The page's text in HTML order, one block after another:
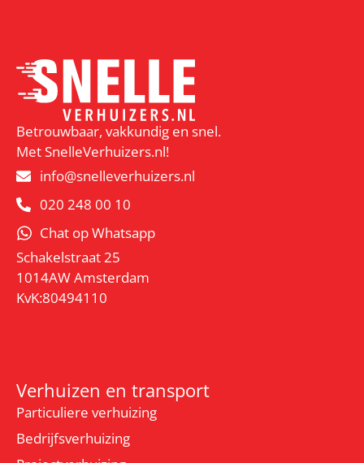
Betrouwbaar, vakkundig en snel.
Met SnelleVerhuizers.nl!
info@snelleverhuizers.nl
020 248 00 10
Chat op Whatsapp
Schakelstraat 25
1014AW Amsterdam
KvK:80494110
Verhuizen en transport
Particuliere verhuizing
Bedrijfsverhuizing